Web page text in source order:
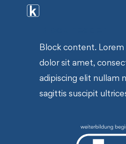
[ weiterbildung
[ onlinekurse ]
[ hr-service ]
[ vermietung ]
Block content. Lorem
dolor sit amet,
adipiscing elit nullam
sagittis suscipit